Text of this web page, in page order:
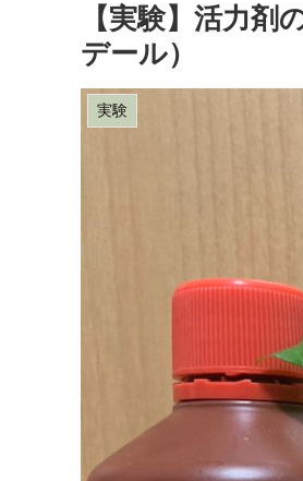
【実験】活力
デール）
実験